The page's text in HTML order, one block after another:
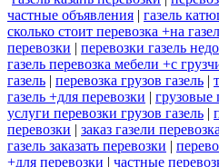
частные объявления | газель
сколько стоит перевозка +на
перевозки | перевозки газель
газель перевозка мебели +с
газель | перевозка грузов газель |
газель +для перевозки | грузовые
услуги перевозки грузов газель |
перевозки | заказ газели перевозка
газель заказать перевозки |
+для перевозки | частные